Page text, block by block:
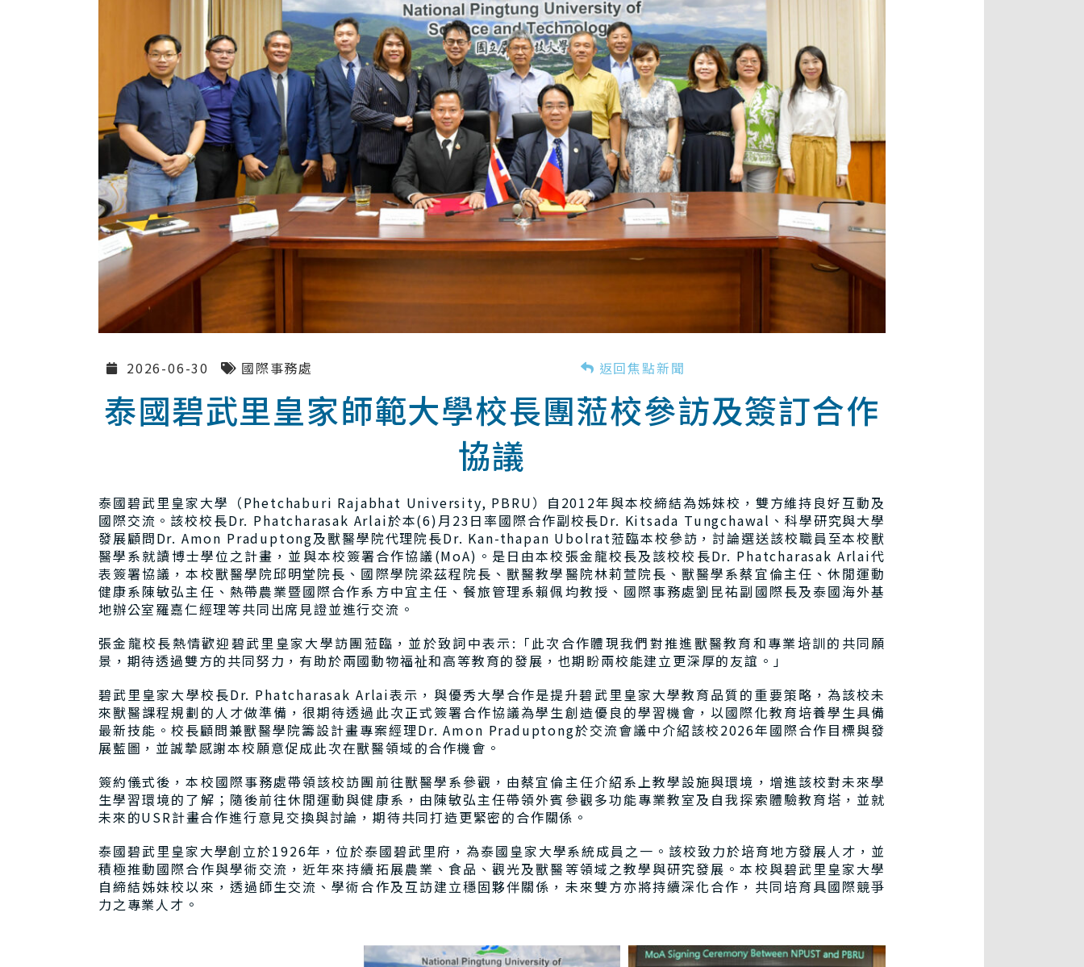
2026-06-30 國際事務處 返回焦點新聞
泰國碧武里皇家師範大學校長團蒞校參訪及簽訂合作
協議
泰國碧武里皇家大學（Phetchaburi Rajabhat University, PBRU）自2012年與本校締結為姊妹校，雙方維持良好互動及
國際交流。該校校長Dr. Phatcharasak Arlai於本(6)月23日率國際合作副校長Dr. Kitsada Tungchawal、科學研究與大學
發展顧問Dr. Amon Praduptong及獸醫學院代理院長Dr. Kan-thapan Ubolrat蒞臨本校參訪，討論選送該校職員至本校獸
醫學系就讀博士學位之計畫，並與本校簽署合作協議(MoA)。是日由本校張金龍校長及該校校長Dr. Phatcharasak Arlai代
表簽署協議，本校獸醫學院邱明堂院長、國際學院梁茲程院長、獸醫教學醫院林莉萱院長、獸醫學系蔡宜倫主任、休閒運動
健康系陳敏弘主任、熱帶農業暨國際合作系方中宜主任、餐旅管理系賴佩均教授、國際事務處劉昆祐副國際長及泰國海外基
地辦公室羅嘉仁經理等共同出席見證並進行交流。
張金龍校長熱情歡迎碧武里皇家大學訪團蒞臨，並於致詞中表示:「此次合作體現我們對推進獸醫教育和專業培訓的共同願
景，期待透過雙方的共同努力，有助於兩國動物福祉和高等教育的發展，也期盼兩校能建立更深厚的友誼。」
碧武里皇家大學校長Dr. Phatcharasak Arlai表示，與優秀大學合作是提升碧武里皇家大學教育品質的重要策略，為該校未
來獸醫課程規劃的人才做準備，很期待透過此次正式簽署合作協議為學生創造優良的學習機會，以國際化教育培養學生具備
最新技能。校長顧問兼獸醫學院籌設計畫專案經理Dr. Amon Praduptong於交流會議中介紹該校2026年國際合作目標與發
展藍圖，並誠摯感謝本校願意促成此次在獸醫領域的合作機會。
簽約儀式後，本校國際事務處帶領該校訪團前往獸醫學系參觀，由蔡宜倫主任介紹系上教學設施與環境，增進該校對未來學
生學習環境的了解；隨後前往休閒運動與健康系，由陳敏弘主任帶領外賓參觀多功能專業教室及自我探索體驗教育塔，並就
未來的USR計畫合作進行意見交換與討論，期待共同打造更緊密的合作關係。
泰國碧武里皇家大學創立於1926年，位於泰國碧武里府，為泰國皇家大學系統成員之一。該校致力於培育地方發展人才，並
積極推動國際合作與學術交流，近年來持續拓展農業、食品、觀光及獸醫等領域之教學與研究發展。本校與碧武里皇家大學
自締結姊妹校以來，透過師生交流、學術合作及互訪建立穩固夥伴關係，未來雙方亦將持續深化合作，共同培育具國際競爭
力之專業人才。